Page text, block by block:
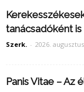
tanácsadóként is
Szerk. - 2026.
Panis Vitae – Az